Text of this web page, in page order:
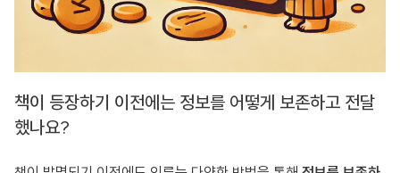
책이 등장하기 이전에는 정보를 어떻게 보존하고 전달
했나요?